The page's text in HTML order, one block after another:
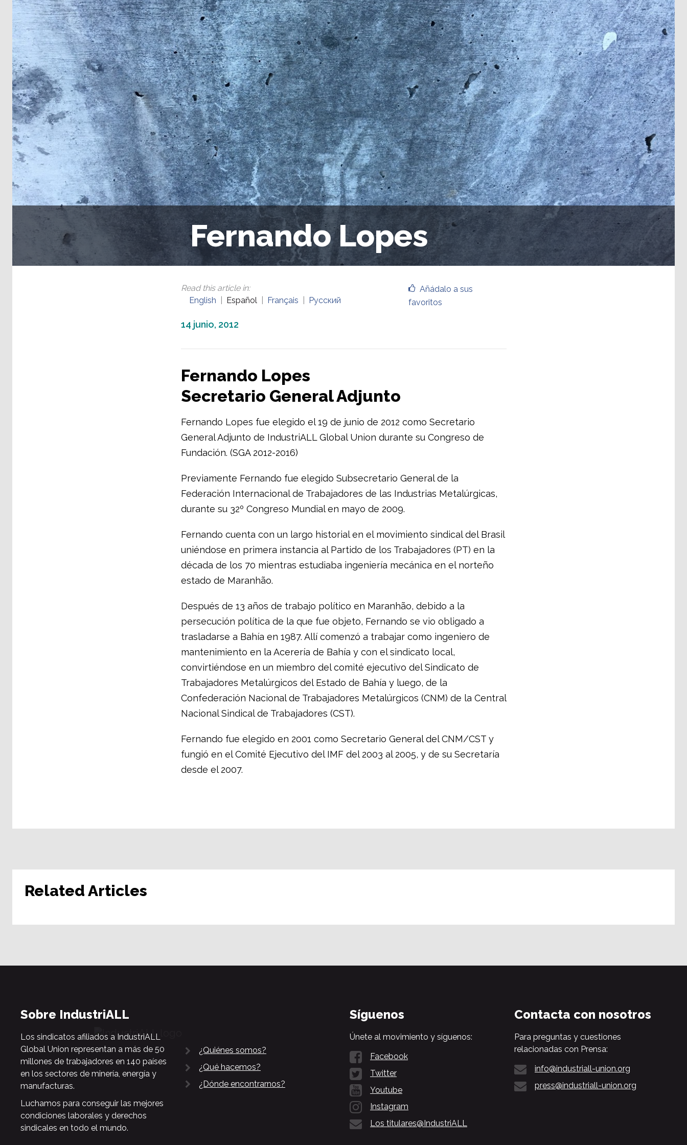
Fernando Lopes
Añádalo a sus
favoritos
Read this article in:
English
Español Français Русский
14 junio, 2012
Fernando Lopes
Secretario General Adjunto
Fernando Lopes fue elegido el 19 de junio de 2012 como Secretario
General Adjunto de IndustriALL Global Union durante su Congreso de
Fundación. (SGA 2012-2016)
Previamente Fernando fue elegido Subsecretario General de la
Federación Internacional de Trabajadores de las Industrias Metalúrgicas,
durante su 32º Congreso Mundial en mayo de 2009.
Fernando cuenta con un largo historial en el movimiento sindical del Brasil
uniéndose en primera instancia al Partido de los Trabajadores (PT) en la
década de los 70 mientras estudiaba ingeniería mecánica en el norteño
estado de Maranhão.
Después de 13 años de trabajo político en Maranhão, debido a la
persecución política de la que fue objeto, Fernando se vio obligado a
trasladarse a Bahía en 1987. Allí comenzó a trabajar como ingeniero de
mantenimiento en la Acerería de Bahía y con el sindicato local,
convirtiéndose en un miembro del comité ejecutivo del Sindicato de
Trabajadores Metalúrgicos del Estado de Bahía y luego, de la
Confederación Nacional de Trabajadores Metalúrgicos (CNM) de la Central
Nacional Sindical de Trabajadores (CST).
Fernando fue elegido en 2001 como Secretario General del CNM/CST y
fungió en el Comité Ejecutivo del IMF del 2003 al 2005, y de su Secretaría
desde el 2007.
Related Articles
Sobre IndustriALL
Los sindicatos afiliados a IndustriALL
Global Union representan a más de 50
millones de trabajadores en 140 países
en los sectores de minería, energía y
manufacturas.
Luchamos para conseguir las mejores
condiciones laborales y derechos
sindicales en todo el mundo.
¿Quiénes somos?
¿Qué hacemos?
¿Dónde encontrarnos?
Síguenos
Únete al movimiento y síguenos:
Facebook
Twitter
Youtube
Instagram
Los titulares@IndustriALL
Contacta con nosotros
Para preguntas y cuestiones
relacionadas con Prensa:
info@industriall-union.org
press@industriall-union.org